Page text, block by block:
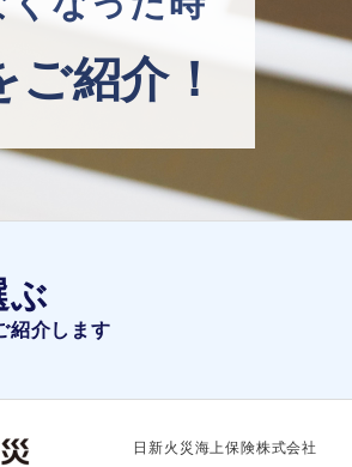
ご紹介！
ぶ
紹介します
日新火災海上保険株式会社